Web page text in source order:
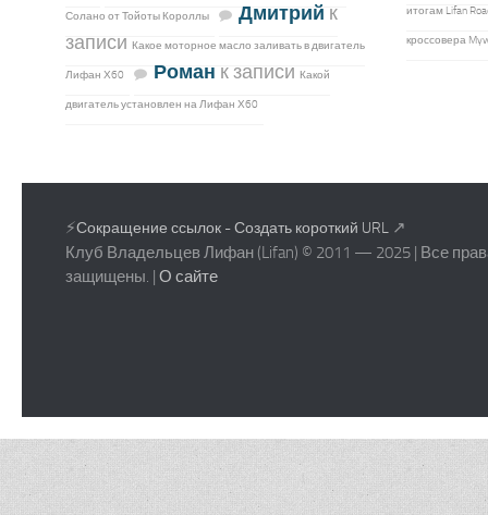
Солано от Тойоты Короллы Дмитрий к
записи Какое моторное масло заливать в двигатель
Лифан Х60 Роман к записи Какой
двигатель установлен на Лифан Х60
итогам Lifan
кроссовера
⚡Сокращение ссылок - Создать короткий URL ↗
Клуб Владельцев Лифан (Lifan) © 2011 — 2025 | Все
защищены. | О сайте